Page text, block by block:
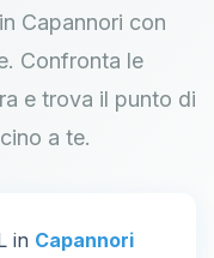
Capannori con
Confronta le
e trova il punto di
a te.
in Capannori